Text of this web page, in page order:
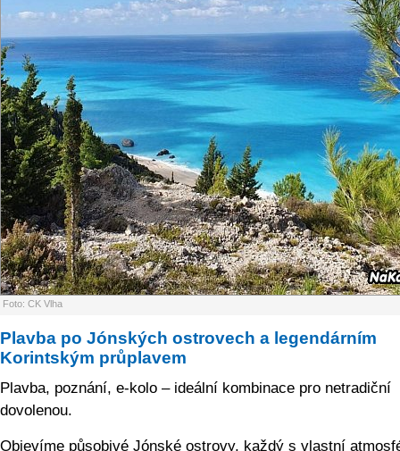
Foto: CK Vlha
Plavba po Jónských ostrovech a legendárním
Korintským průplavem
Plavba, poznání, e-kolo – ideální kombinace pro netradiční
dovolenou.
Objevíme působivé Jónské ostrovy, každý s vlastní